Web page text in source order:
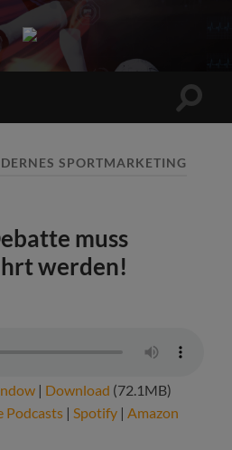
Sports
Maniac
SPORTMARKETING
muss
werden!
| Download (72.1MB)
Podcasts |Spotify |Amazon